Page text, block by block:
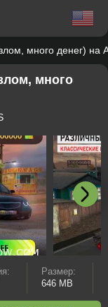
много денег) на
много
Размер:
646 MB